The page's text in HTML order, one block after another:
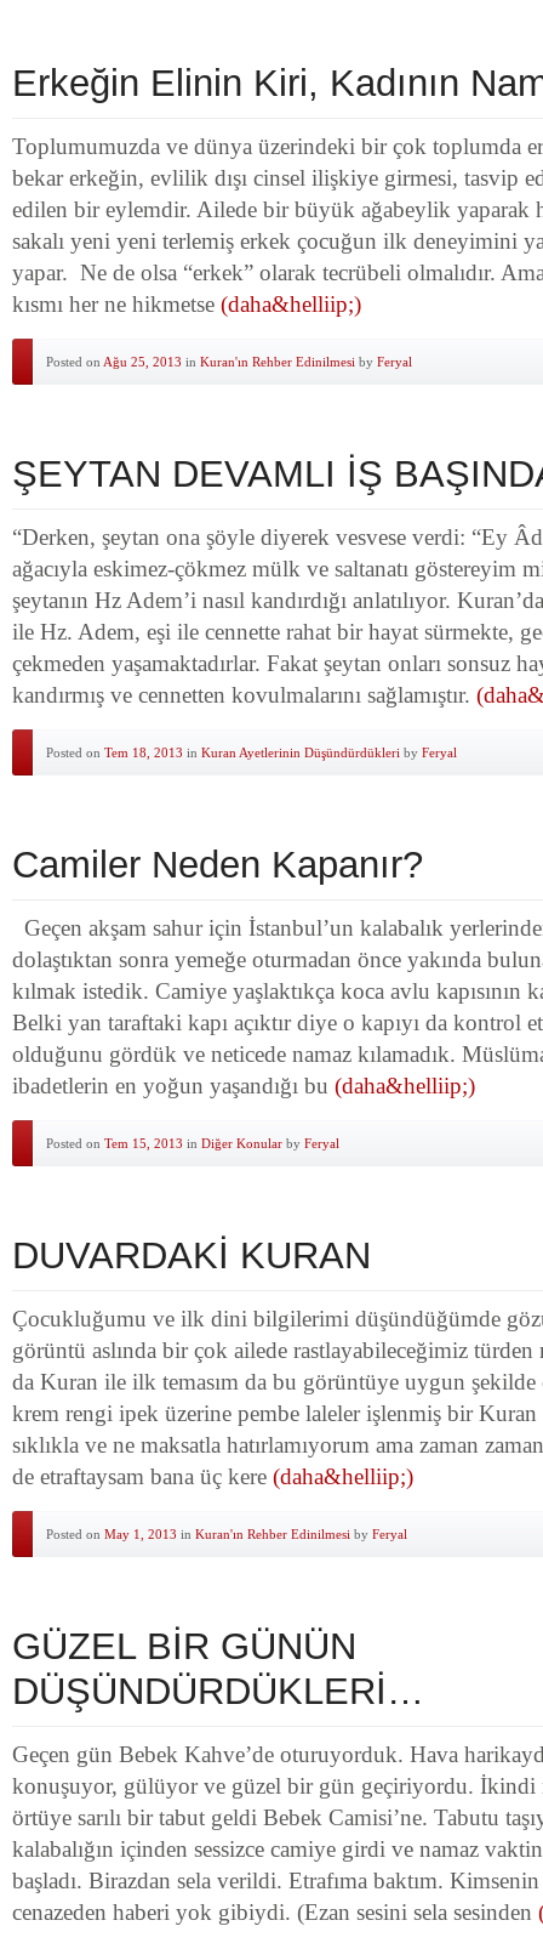
Erkeğin Elinin Kiri, Kadının
Toplumumuzda ve dünya üzerindeki bir çok toplumda
bekar erkeğin, evlilik dışı cinsel ilişkiye girmesi, tasvip
edilen bir eylemdir. Ailede bir büyük ağabeylik yaparak
sakalı yeni yeni terlemiş erkek çocuğun ilk deneyimini
yapar. Ne de olsa “erkek” olarak tecrübeli olmalıdır.
kısmı her ne hikmetse (daha&helliip;)
Posted on Ağu 25, 2013 in Kuran'ın Rehber Edinilmesi by Feryal
ŞEYTAN DEVAMLI İŞ
“Derken, şeytan ona şöyle diyerek vesvese verdi: “Ey
ağacıyla eskimez-çökmez mülk ve saltanatı göstereyim
şeytanın Hz Adem’i nasıl kandırdığı anlatılıyor.
ile Hz. Adem, eşi ile cennette rahat bir hayat sürmekte,
çekmeden yaşamaktadırlar. Fakat şeytan onları sonsuz
kandırmış ve cennetten kovulmalarını sağlamıştır.
Posted on Tem 18, 2013 in Kuran Ayetlerinin Düşündürdükleri by Feryal
Camiler Neden Kapanır?
Geçen akşam sahur için İstanbul’un kalabalık
dolaştıktan sonra yemeğe oturmadan önce yakında
kılmak istedik. Camiye yaşlaktıkça koca avlu kapısının
Belki yan taraftaki kapı açıktır diye o kapıyı da kontrol
olduğunu gördük ve neticede namaz kılamadık.
ibadetlerin en yoğun yaşandığı bu (daha&helliip;)
Posted on Tem 15, 2013 in Diğer Konular by Feryal
DUVARDAKİ KURAN
Çocukluğumu ve ilk dini bilgilerimi düşündüğümde
görüntü aslında bir çok ailede rastlayabileceğimiz türden
da Kuran ile ilk temasım da bu görüntüye uygun
krem rengi ipek üzerine pembe laleler işlenmiş bir Kuran
sıklıkla ve ne maksatla hatırlamıyorum ama zaman
de etraftaysam bana üç kere (daha&helliip;)
Posted on May 1, 2013 in Kuran'ın Rehber Edinilmesi by Feryal
GÜZEL BİR GÜNÜN
DÜŞÜNDÜRDÜKLERİ…
Geçen gün Bebek Kahve’de oturuyorduk. Hava
konuşuyor, gülüyor ve güzel bir gün geçiriyordu. İkindi
örtüye sarılı bir tabut geldi Bebek Camisi’ne. Tabutu
kalabalığın içinden sessizce camiye girdi ve namaz
başladı. Birazdan sela verildi. Etrafıma baktım. Kimsenin
cenazeden haberi yok gibiydi. (Ezan sesini sela sesinden